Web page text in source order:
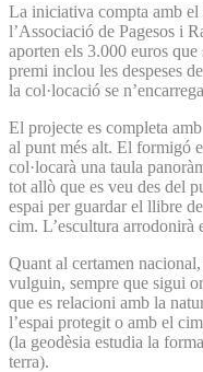
La iniciativa compta amb
l’Associació de Pagesos i
aporten els 3.000 euros que
premi inclou les despeses
la col·locació se
El projecte es completa
al punt més alt. El formigó
col·locarà una taula
tot allò que es veu des del
espai per guardar el llibre
cim. L’escultura arrodonirà
Quant al certamen
vulguin, sempre que sigui
que es relacioni amb la
l’espai protegit o amb el
(la geodèsia estudia la
terra).